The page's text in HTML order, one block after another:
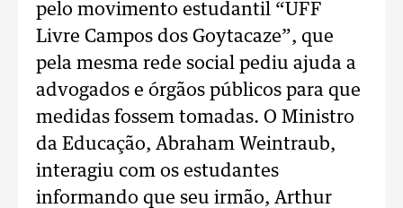
pelo movimento estudantil “UFF
Livre Campos dos Goytacaze”, que
pela mesma rede social pediu ajuda a
advogados e órgãos públicos para que
medidas fossem tomadas. O Ministro
da Educação, Abraham Weintraub,
interagiu com os estudantes
informando que seu irmão, Arthur